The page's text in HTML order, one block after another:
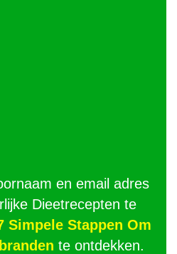
en email adres
Dieetrecepten te
Simpele Stappen Om
te ontdekken.